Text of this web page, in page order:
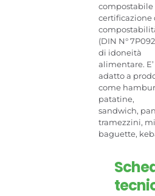
compostabile
certificazione
(DIN N°
di idoneità
alimentare. E’
adatto a
come
patatine,
sandwich,
tramezzini,
baguette,